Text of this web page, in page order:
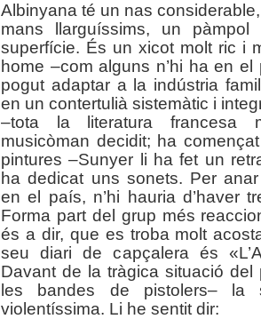
Albinyana té un nas
mans llarguíssims, un pàmpol
superfície. És un xicot molt ric i
home –com alguns n’hi ha en el
pogut adaptar a la indústria
en un contertulià sistemàtic i
–tota la literatura francesa
musicòman decidit; ha
pintures –Sunyer li ha fet un
ha dedicat uns sonets. Per anar
en el país, n’hi hauria d’haver
Forma part del grup més
és a dir, que es troba molt
seu diari de capçalera és
Davant de la tràgica situació del
les bandes de pistolers– la
violentíssima. Li he sentit dir: